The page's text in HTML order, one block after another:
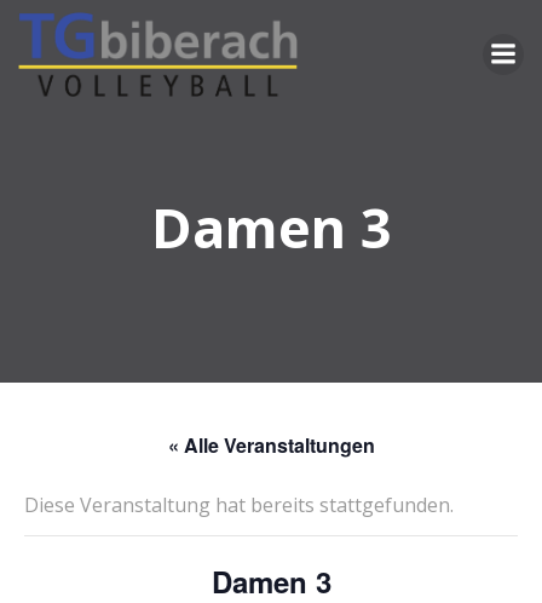
Inhalt
springen
Damen 3
« Alle Veranstaltungen
Diese Veranstaltung hat bereits stattgefunden.
Damen 3